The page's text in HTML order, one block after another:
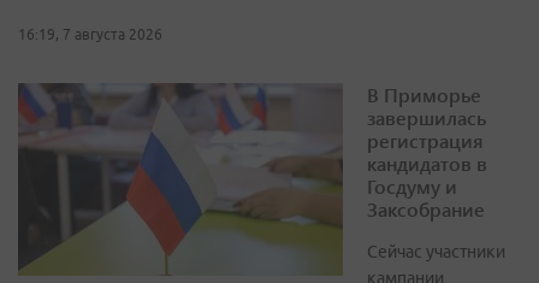
16:19, 7 августа 2026
В Приморье
завершилась
регистрация
кандидатов в
Госдуму и
Заксобрание
Сейчас участники
кампании